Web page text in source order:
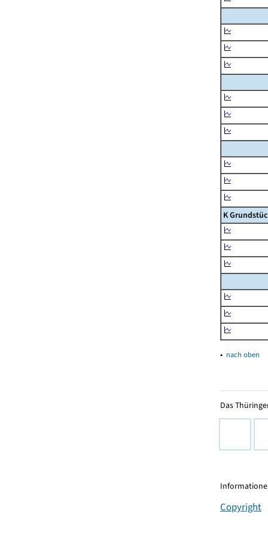
K
▴ nach oben
Das
Copyright